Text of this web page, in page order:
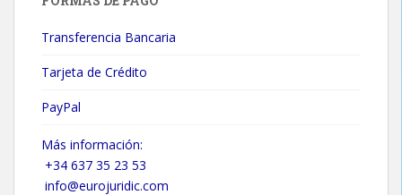
Transferencia Bancaria
Tarjeta de Crédito
PayPal
Más información:
+34 637 35 23 53
info@eurojuridic.com